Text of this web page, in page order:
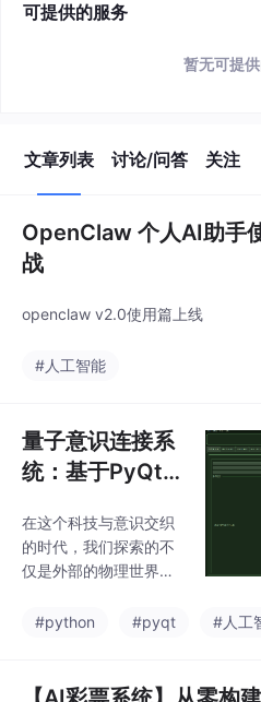
可提供的服务
暂无可提
文章列表 讨论/问答 关注
OpenClaw 个人AI助手
战
openclaw v2.0使用篇上线
#人工智能
量子意识连接系
统：基于PyQt6
平台
在这个科技与意识交织
的时代，我们探索的不
仅是外部的物理世界，
本文将详细介绍一个融
析的创新系统——量子
#python #pyqt #人工